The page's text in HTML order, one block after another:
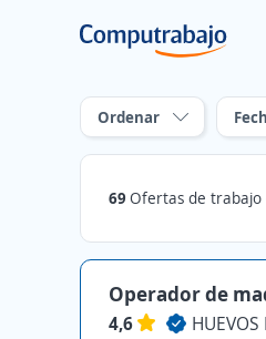
Ordenar
69 Ofertas de trabajo de
Operador de
4,6
HUEVOS